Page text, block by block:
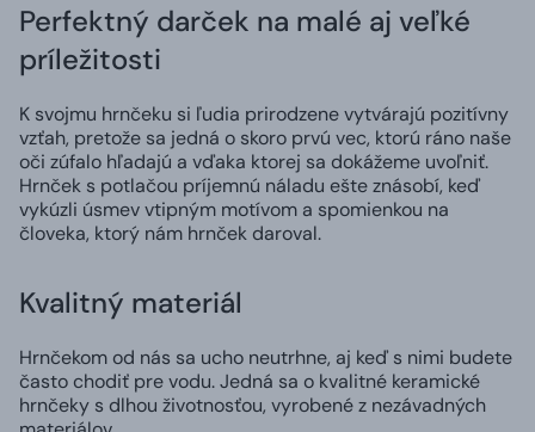
Perfektný darček na malé aj veľké
príležitosti
K svojmu hrnčeku si ľudia prirodzene vytvárajú pozitívny
vzťah, pretože sa jedná o skoro prvú vec, ktorú ráno naše
oči zúfalo hľadajú a vďaka ktorej sa dokážeme uvoľniť.
Hrnček s potlačou príjemnú náladu ešte znásobí, keď
vykúzli úsmev vtipným motívom a spomienkou na
človeka, ktorý nám hrnček daroval.
Kvalitný materiál
Hrnčekom od nás sa ucho neutrhne, aj keď s nimi budete
často chodiť pre vodu. Jedná sa o kvalitné keramické
hrnčeky s dlhou životnosťou, vyrobené z nezávadných